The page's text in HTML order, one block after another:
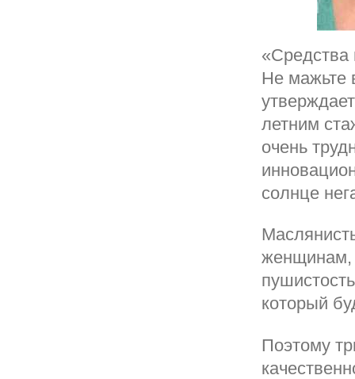
«Средства
Не мажьте
летним
очень
солнце
женщинам,
который
Поэтому